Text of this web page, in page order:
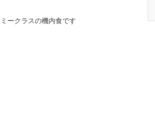
ークラスの機内食です